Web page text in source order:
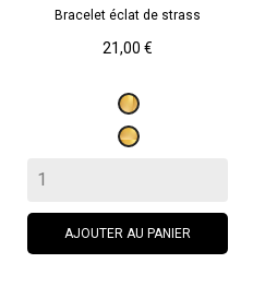
Bracelet éclat de strass
Prix
21,00 €
Doré
Doré
AJOUTER AU PANIER